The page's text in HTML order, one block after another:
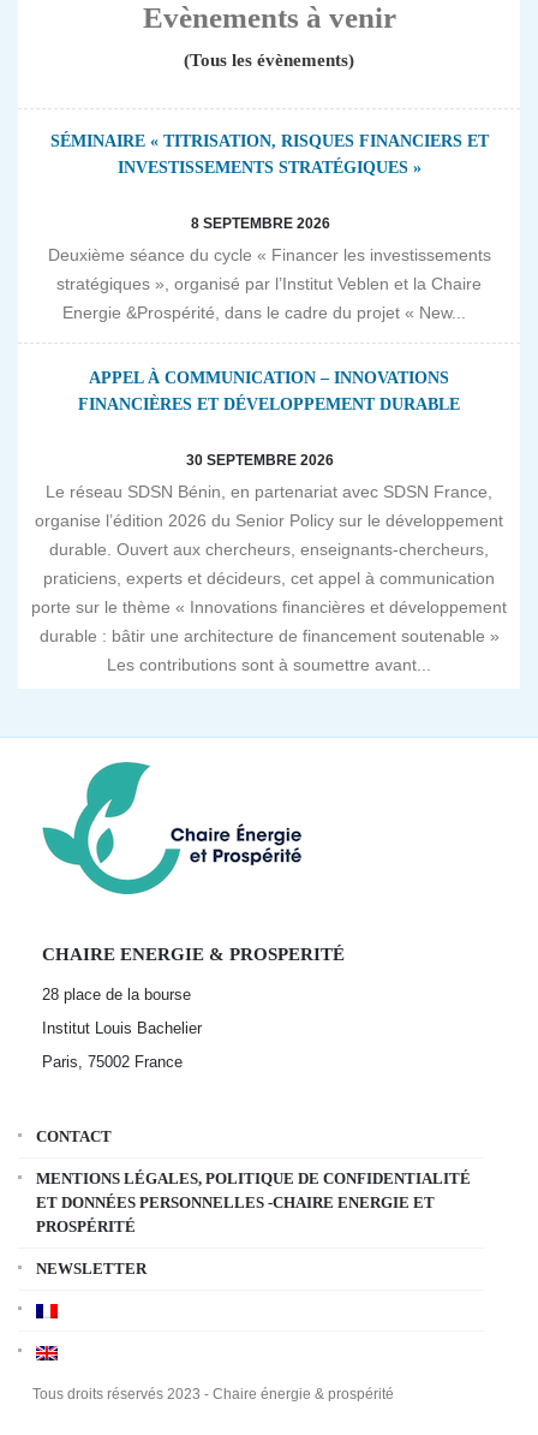
Evènements à venir
(Tous les évènements)
SÉMINAIRE « TITRISATION, RISQUES FINANCIERS ET
INVESTISSEMENTS STRATÉGIQUES »
8 SEPTEMBRE 2026
Deuxième séance du cycle « Financer les investissements
stratégiques », organisé par l’Institut Veblen et la Chaire
Energie &Prospérité, dans le cadre du projet « New...
APPEL À COMMUNICATION – INNOVATIONS
FINANCIÈRES ET DÉVELOPPEMENT DURABLE
30 SEPTEMBRE 2026
Le réseau SDSN Bénin, en partenariat avec SDSN France,
organise l’édition 2026 du Senior Policy sur le développement
durable. Ouvert aux chercheurs, enseignants-chercheurs,
praticiens, experts et décideurs, cet appel à communication
porte sur le thème « Innovations financières et développement
durable : bâtir une architecture de financement soutenable »
Les contributions sont à soumettre avant...
CHAIRE ENERGIE & PROSPERITÉ
28 place de la bourse
Institut Louis Bachelier
Paris, 75002 France
CONTACT
MENTIONS LÉGALES, POLITIQUE DE CONFIDENTIALITÉ
ET DONNÉES PERSONNELLES -CHAIRE ENERGIE ET
PROSPÉRITÉ
NEWSLETTER
Tous droits réservés 2023 - Chaire énergie & prospérité